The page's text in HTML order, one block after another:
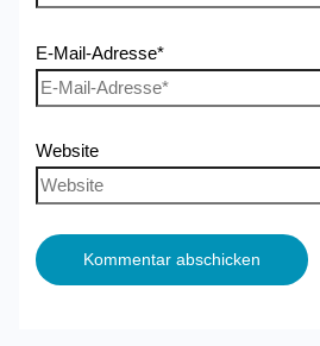
E-Mail-Adresse*
Website